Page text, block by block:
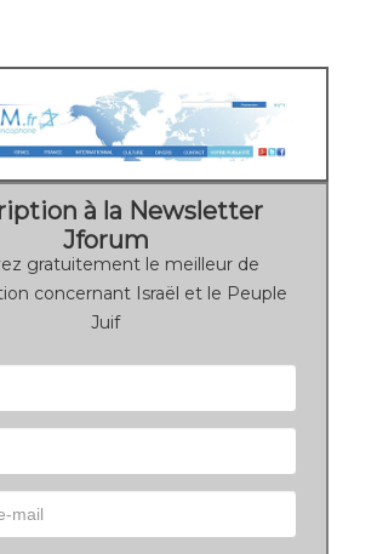
à la Newsletter
Jforum
gratuitement le meilleur de
concernant Israël et le Peuple
Juif